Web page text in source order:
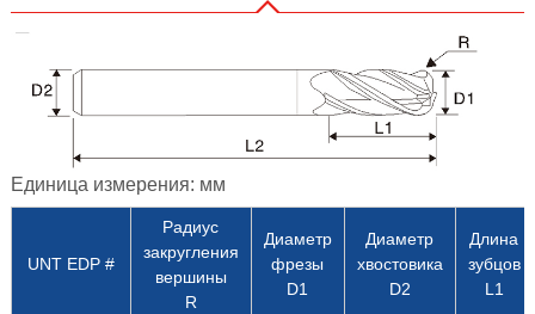
Единица измерения: мм
UNT EDP #
Радиус
закругления
вершины
R
Диаметр
фрезы
D1
Диаметр
хвостовика
D2
Длина
зубцов
L1